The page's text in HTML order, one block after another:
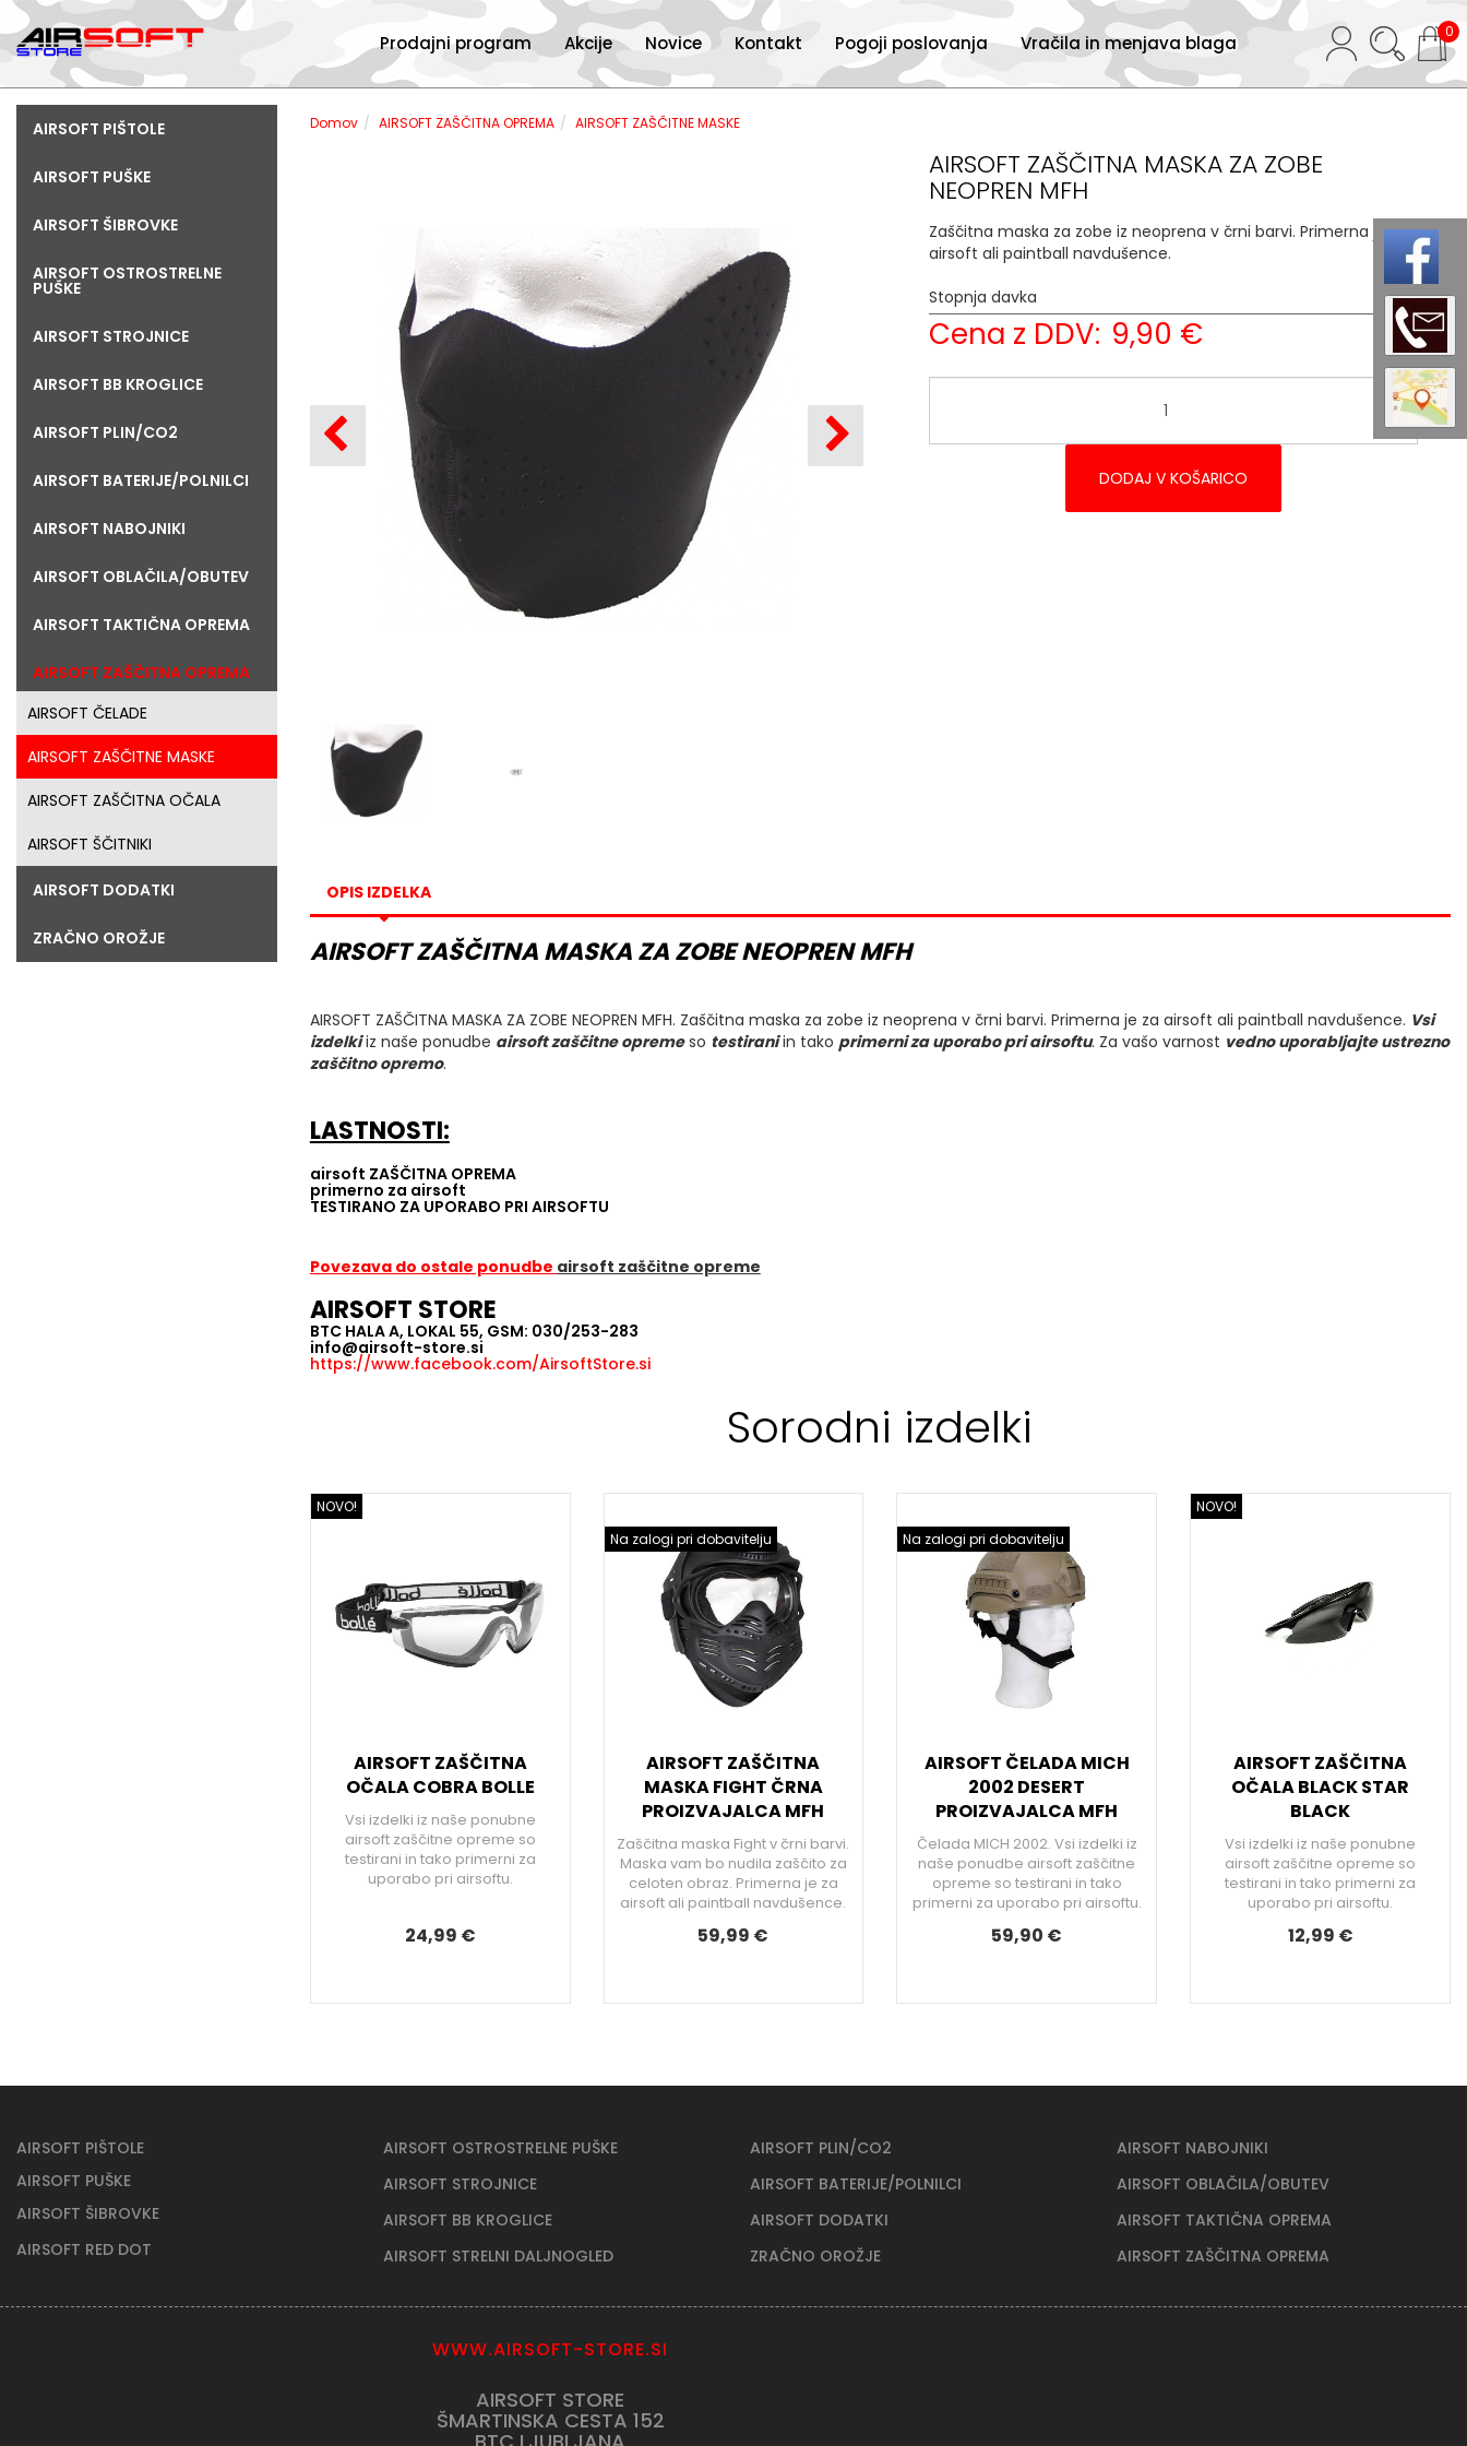
0
Prodajni program Akcije Novice Kontakt Pogoji poslovanja Vračila in menjava blaga
AIRSOFT PIŠTOLE
AIRSOFT PUŠKE
AIRSOFT ŠIBROVKE
AIRSOFT OSTROSTRELNE
PUŠKE
AIRSOFT STROJNICE
AIRSOFT BB KROGLICE
AIRSOFT PLIN/CO2
AIRSOFT BATERIJE/POLNILCI
AIRSOFT NABOJNIKI
AIRSOFT OBLAČILA/OBUTEV
AIRSOFT TAKTIČNA OPREMA
AIRSOFT ZAŠČITNA OPREMA
AIRSOFT ČELADE
AIRSOFT ZAŠČITNE MASKE
AIRSOFT ZAŠČITNA OČALA
AIRSOFT ŠČITNIKI
AIRSOFT DODATKI
ZRAČNO OROŽJE
Domov AIRSOFT ZAŠČITNA OPREMA AIRSOFT ZAŠČITNE MASKE
AIRSOFT ZAŠČITNA MASKA ZA ZOBE
NEOPREN MFH
Zaščitna maska za zobe iz neoprena v črni barvi. Primerna je za
airsoft ali paintball navdušence.
Stopnja davka
22 %
Cena z DDV: 9,90 €
DODAJ V KOŠARICO
OPIS IZDELKA
AIRSOFT ZAŠČITNA MASKA ZA ZOBE NEOPREN MFH
AIRSOFT ZAŠČITNA MASKA ZA ZOBE NEOPREN MFH. Zaščitna maska za zobe iz neoprena v črni barvi. Primerna je za airsoft ali paintball navdušence. Vsi
izdelkiiz naše ponudbe airsoft zaščitne opremeso testiraniin tako primerni za uporabo pri airsoftu. Za vašo varnost vedno uporabljajte ustrezno
zaščitno opremo.
LASTNOSTI:
airsoft ZAŠČITNA OPREMA
primerno za airsoft
TESTIRANO ZA UPORABO PRI AIRSOFTU
Povezava do ostale ponudbe airsoft zaščitne opreme
AIRSOFT STORE
BTC HALA A, LOKAL 55, GSM: 030/253-283
info@airsoft-store.si
https://www.facebook.com/AirsoftStore.si
Sorodni izdelki
NOVO!
AIRSOFT ZAŠČITNA
OČALA COBRA BOLLE
Vsi izdelki iz naše ponubne
airsoft zaščitne opreme so
testirani in tako primerni za
uporabo pri airsoftu.
24,99 €
Na zalogi pri dobavitelju
AIRSOFT ZAŠČITNA
MASKA FIGHT ČRNA
PROIZVAJALCA MFH
Zaščitna maska Fight v črni barvi.
Maska vam bo nudila zaščito za
celoten obraz. Primerna je za
airsoft ali paintball navdušence.
59,99 €
Na zalogi pri dobavitelju
AIRSOFT ČELADA MICH
2002 DESERT
PROIZVAJALCA MFH
Čelada MICH 2002. Vsi izdelki iz
naše ponudbe airsoft zaščitne
opreme so testirani in tako
primerni za uporabo pri airsoftu.
59,90 €
NOVO!
AIRSOFT ZAŠČITNA
OČALA BLACK STAR
BLACK
Vsi izdelki iz naše ponubne
airsoft zaščitne opreme so
testirani in tako primerni za
uporabo pri airsoftu.
12,99 €
AIRSOFT PIŠTOLE
AIRSOFT PUŠKE
AIRSOFT ŠIBROVKE
AIRSOFT RED DOT
AIRSOFT OSTROSTRELNE PUŠKE
AIRSOFT STROJNICE
AIRSOFT BB KROGLICE
AIRSOFT STRELNI DALJNOGLED
AIRSOFT PLIN/CO2
AIRSOFT BATERIJE/POLNILCI
AIRSOFT DODATKI
ZRAČNO OROŽJE
AIRSOFT NABOJNIKI
AIRSOFT OBLAČILA/OBUTEV
AIRSOFT TAKTIČNA OPREMA
AIRSOFT ZAŠČITNA OPREMA
WWW.AIRSOFT-STORE.SI
AIRSOFT STORE
ŠMARTINSKA CESTA 152